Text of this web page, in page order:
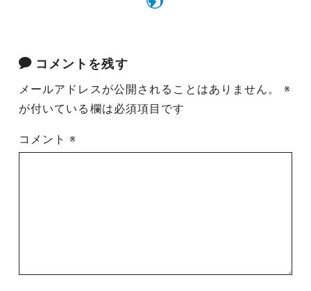
コメントを残す
メールアドレスが公開されることはありません。
※
が付いている欄は必須項目です
コメント※